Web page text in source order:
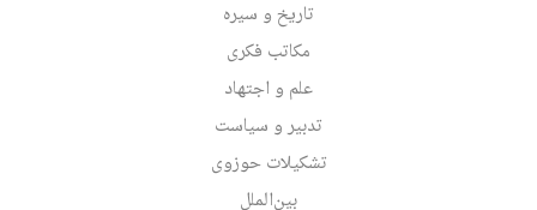
تاریخ و سیره
مکاتب فکری
علم و اجتهاد
تدبیر و سیاست
تشکیلات حوزوی
بین‌الملل